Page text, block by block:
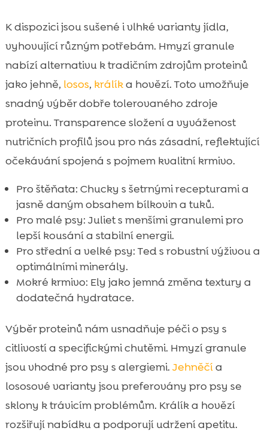
K dispozici jsou sušené i vlhké varianty jídla,
vyhovující různým potřebám. Hmyzí granule
nabízí alternativu k tradičním zdrojům proteinů
jako jehně, losos, králíka hovězí. Toto umožňuje
snadný výběr dobře tolerovaného zdroje
proteinu. Transparence složení a vyváženost
nutričních profilů jsou pro nás zásadní, reflektující
očekávání spojená s pojmem kvalitní krmivo.
Pro štěňata: Chucky s šetrnými recepturami a
jasně daným obsahem bílkovin a tuků.
Pro malé psy: Juliet s menšími granulemi pro
lepší kousání a stabilní energii.
Pro střední a velké psy: Ted s robustní výživou a
optimálními minerály.
Mokré krmivo: Ely jako jemná změna textury a
dodatečná hydratace.
Výběr proteinů nám usnadňuje péči o psy s
citlivostí a specifickými chutěmi. Hmyzí granule
jsou vhodné pro psy s alergiemi. Jehněčía
lososové varianty jsou preferovány pro psy se
sklony k trávicím problémům. Králík a hovězí
rozšiřují nabídku a podporují udržení apetitu.